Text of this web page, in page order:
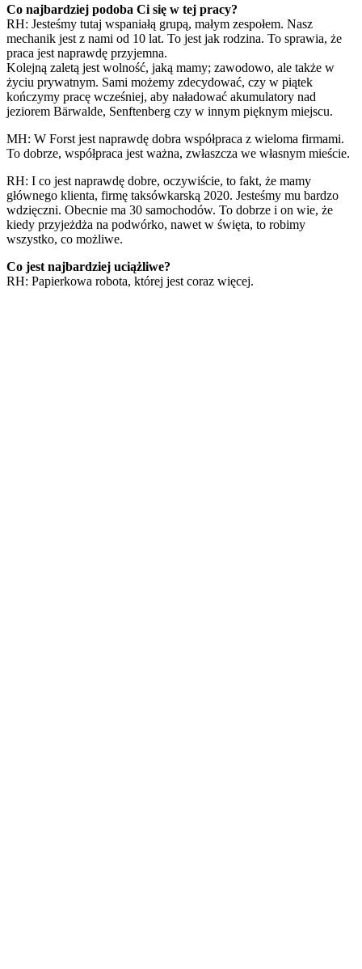
Co najbardziej podoba Ci się w tej pracy?
RH: Jesteśmy tutaj wspaniałą grupą, małym zespołem. Nasz
mechanik jest z nami od 10 lat. To jest jak rodzina. To sprawia, że
praca jest naprawdę przyjemna.
Kolejną zaletą jest wolność, jaką mamy; zawodowo, ale także w
życiu prywatnym. Sami możemy zdecydować, czy w piątek
kończymy pracę wcześniej, aby naładować akumulatory nad
jeziorem Bärwalde, Senftenberg czy w innym pięknym miejscu.
MH: W Forst jest naprawdę dobra współpraca z wieloma firmami.
To dobrze, współpraca jest ważna, zwłaszcza we własnym mieście.
RH: I co jest naprawdę dobre, oczywiście, to fakt, że mamy
głównego klienta, firmę taksówkarską 2020. Jesteśmy mu bardzo
wdzięczni. Obecnie ma 30 samochodów. To dobrze i on wie, że
kiedy przyjeżdża na podwórko, nawet w święta, to robimy
wszystko, co możliwe.
Co jest najbardziej uciążliwe?
RH: Papierkowa robota, której jest coraz więcej.